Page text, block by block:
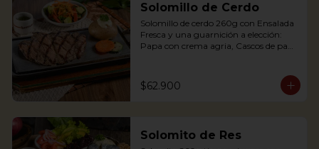
Accompanied with a salad and a
delicious ginger sauce.
Solomillo de Cerdo
Solomillo de cerdo 260g con Ensalada
Fresca y una guarnición a elección:
Papa con crema agria, Cascos de papa
y arracacha.
$62.900
Solomito de Res